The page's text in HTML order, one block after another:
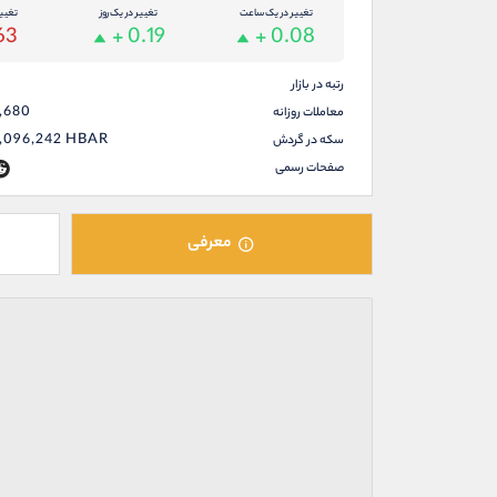
تغییر در یک ساعت
+ 0.08
تغییر در یک روز
+ 0.19
رتبه در بازار
معاملات روزانه
سکه در گردش HBAR
صفحات رسمی
معرفی